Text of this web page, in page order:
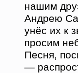
нашим
Андрею
унёс их к
просим
Песня,
—